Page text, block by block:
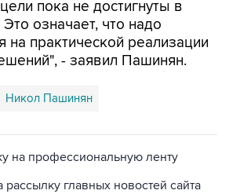
пока не достигнуты в
означает, что надо
на практической реализации
- заявил Пашинян.
Никол Пашинян
на профессиональную ленту
рассылку главных новостей сайта